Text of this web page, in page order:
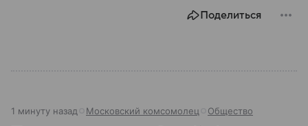
Поделиться
1 минуту назад Московский комсомолец Общество